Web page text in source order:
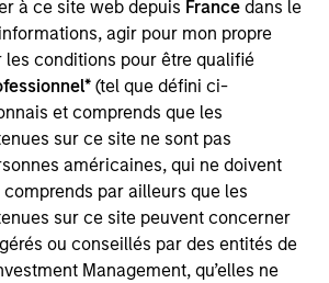
à ce site web depuis France dans le
agir pour mon propre
conditions pour être qualifié
(tel que défini ci-
et comprends que les
sur ce site ne sont pas
américaines, qui ne doivent
par ailleurs que les
sur ce site peuvent concerner
ou conseillés par des entités de
Management, qu’elles ne
Partners
is an Executive Director and
focused on Asset Management
years of relevant industry,
and operational
Prior to joining MSIP,
of ProRail, the Dutch Railway